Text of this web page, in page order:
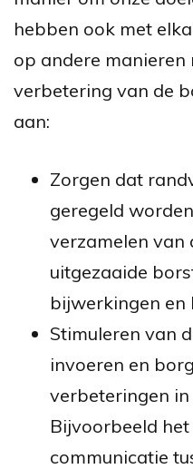
hebben ook met
op andere manieren
verbetering van de
aan:
Zorgen dat
geregeld
verzamelen van
uitgezaaide
bijwerkingen en
Stimuleren van
invoeren en
verbeteringen in
Bijvoorbeeld
communicatie